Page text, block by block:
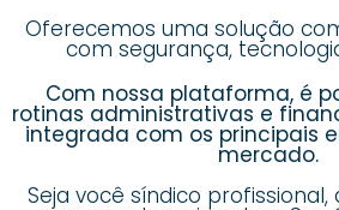
Oferecemos uma solução
com segurança,
Com nossa plataforma, é
rotinas administrativas e
integrada com os principais
mercado.
Seja você síndico